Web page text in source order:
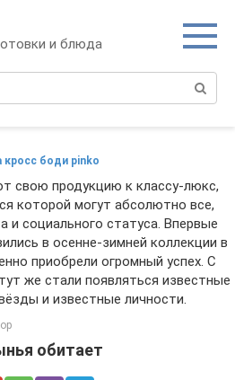
и блюда
кросс боди pinko
свою продукцию к классу-люкс,
которой могут абсолютно все,
и социального статуса. Впервые
в осенне-зимней коллекции в
приобрели огромный успех. С
же стали появляться известные
и известные личности.
обитает